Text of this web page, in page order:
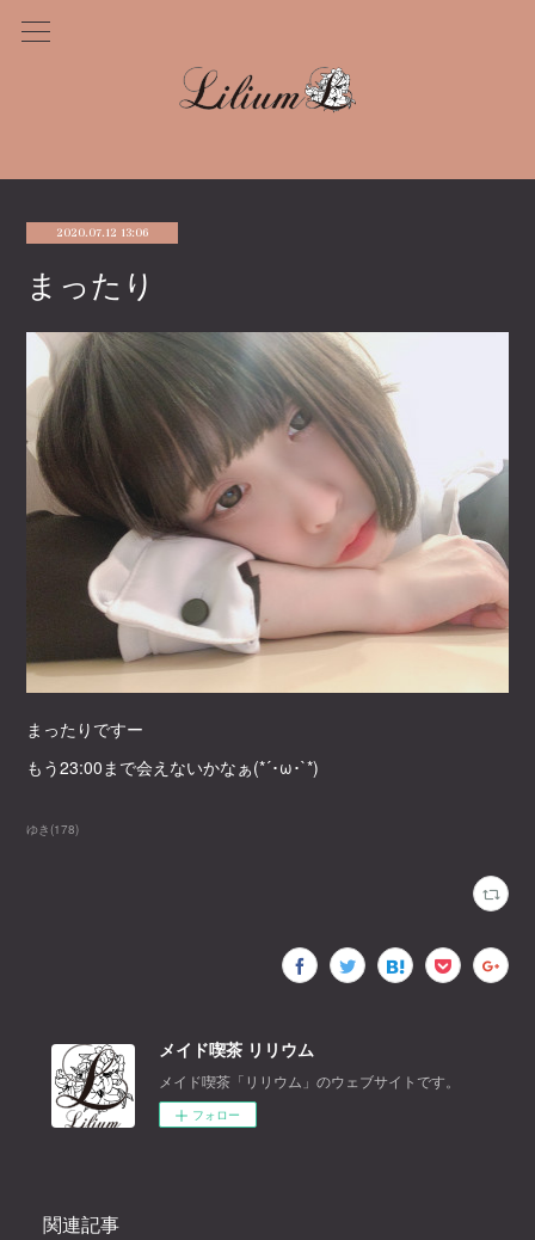
2020.07.12 13:06
まったり
まったりですー
もう23:00まで会えないかなぁ(*´･ω･`*)
ゆき (178)
メイド喫茶 リリウム
メイド喫茶「リリウム」のウェブサイトです。
フォロー
関連記事